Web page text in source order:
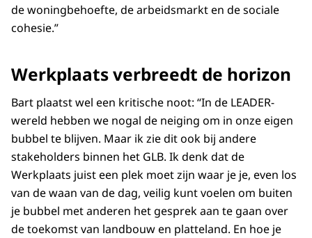
de woningbehoefte, de arbeidsmarkt en de sociale
cohesie.”
Werkplaats verbreedt de horizon
Bart plaatst wel een kritische noot: “In de LEADER-
wereld hebben we nogal de neiging om in onze eigen
bubbel te blijven. Maar ik zie dit ook bij andere
stakeholders binnen het GLB. Ik denk dat de
Werkplaats juist een plek moet zijn waar je je, even los
van de waan van de dag, veilig kunt voelen om buiten
je bubbel met anderen het gesprek aan te gaan over
de toekomst van landbouw en platteland. En hoe je